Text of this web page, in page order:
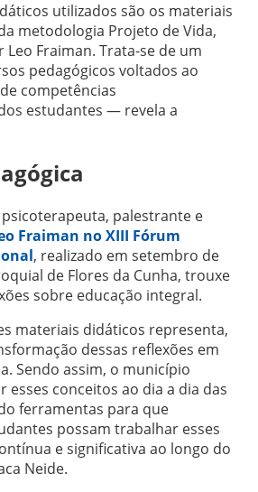
utilizados são os materiais
metodologia Projeto de Vida,
Fraiman. Trata-se de um
pedagógicos voltados ao
competências
estudantes — revela a
palestrante e
Fraiman no XIII Fórum
, realizado em setembro de
de Flores da Cunha, trouxe
sobre educação integral.
materiais didáticos representa,
dessas reflexões em
Sendo assim, o município
conceitos ao dia a dia das
ferramentas para que
possam trabalhar esses
e significativa ao longo do
Neide.